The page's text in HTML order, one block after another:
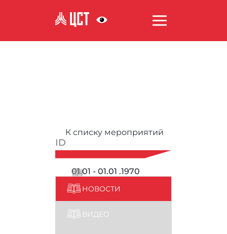
К списку мероприятий
ID
01.01 - 01.01 .1970
НОВОСТИ
ВИДЕО